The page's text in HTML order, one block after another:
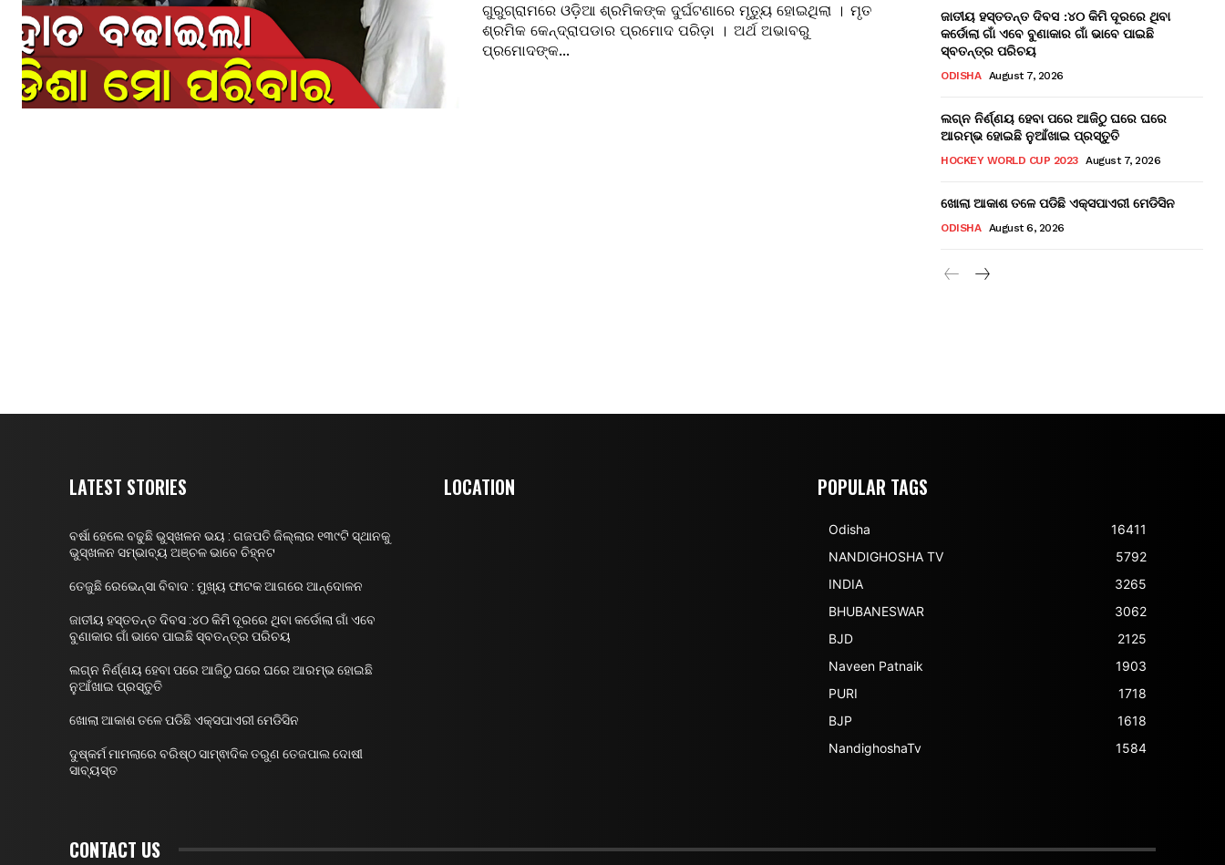
ଗୁରୁଗ୍ରାମରେ ଓଡ଼ିଆ ଶ୍ରମିକଙ୍କ ଦୁର୍ଘଟଣାରେ ମୃତ୍ୟୁ ହୋଇଥିଲା । ମୃତ
ଶ୍ରମିକ କେନ୍ଦ୍ରାପଡାର ପ୍ରମୋଦ ପରିଡ଼ା । ଅର୍ଥ ଅଭାବରୁ
ପ୍ରମୋଦଙ୍କ...
ଜାତୀୟ ହସ୍ତତନ୍ତ ଦିବସ :୪୦ କିମି ଦୂରରେ ଥିବା
କର୍ଡୋଲା ଗାଁ ଏବେ ବୁଣାକାର ଗାଁ ଭାବେ ପାଇଛି
ସ୍ବତନ୍ତ୍ର ପରିଚୟ
ODISHA August 7, 2026
ଲଗ୍ନ ନିର୍ଣ୍ଣୟ ହେବା ପରେ ଆଜିଠୁ ଘରେ ଘରେ
ଆରମ୍ଭ ହୋଇଛି ନୁଆଁଖାଇ ପ୍ରସ୍ତୁତି
HOCKEY WORLD CUP 2023 August 7, 2026
ଖୋଲା ଆକାଶ ତଳେ ପଡିଛି ଏକ୍ସପାଏରୀ ମେଡିସିନ
ODISHA August 6, 2026
LATEST STORIES
ବର୍ଷା ହେଲେ ବଢୁଛି ଭୁସ୍ଖଳନ ଭୟ : ଗଜପତି ଜିଲ୍ଲାର ୧୩୯ଟି ସ୍ଥାନକୁ
ଭୁସ୍ଖଳନ ସମ୍ଭାବ୍ୟ ଅଞ୍ଚଳ ଭାବେ ଚିହ୍ନଟ
ତେଜୁଛି ରେଭେନ୍ସା ବିବାଦ : ମୁଖ୍ୟ ଫାଟକ ଆଗରେ ଆନ୍ଦୋଳନ
ଜାତୀୟ ହସ୍ତତନ୍ତ ଦିବସ :୪୦ କିମି ଦୂରରେ ଥିବା କର୍ଡୋଲା ଗାଁ ଏବେ
ବୁଣାକାର ଗାଁ ଭାବେ ପାଇଛି ସ୍ବତନ୍ତ୍ର ପରିଚୟ
ଲଗ୍ନ ନିର୍ଣ୍ଣୟ ହେବା ପରେ ଆଜିଠୁ ଘରେ ଘରେ ଆରମ୍ଭ ହୋଇଛି
ନୁଆଁଖାଇ ପ୍ରସ୍ତୁତି
ଖୋଲା ଆକାଶ ତଳେ ପଡିଛି ଏକ୍ସପାଏରୀ ମେଡିସିନ
ଦୁଷ୍କର୍ମ ମାମଲାରେ ବରିଷ୍ଠ ସାମ୍ଵାଦିକ ତରୁଣ ତେଜପାଲ ଦୋଷୀ
ସାବ୍ୟସ୍ତ
LOCATION POPULAR TAGS
Odisha
16411
NANDIGHOSHA TV
5792
INDIA
3265
BHUBANESWAR
3062
BJD
2125
Naveen Patnaik
1903
PURI
1718
BJP
1618
NandighoshaTv
1584
CONTACT US